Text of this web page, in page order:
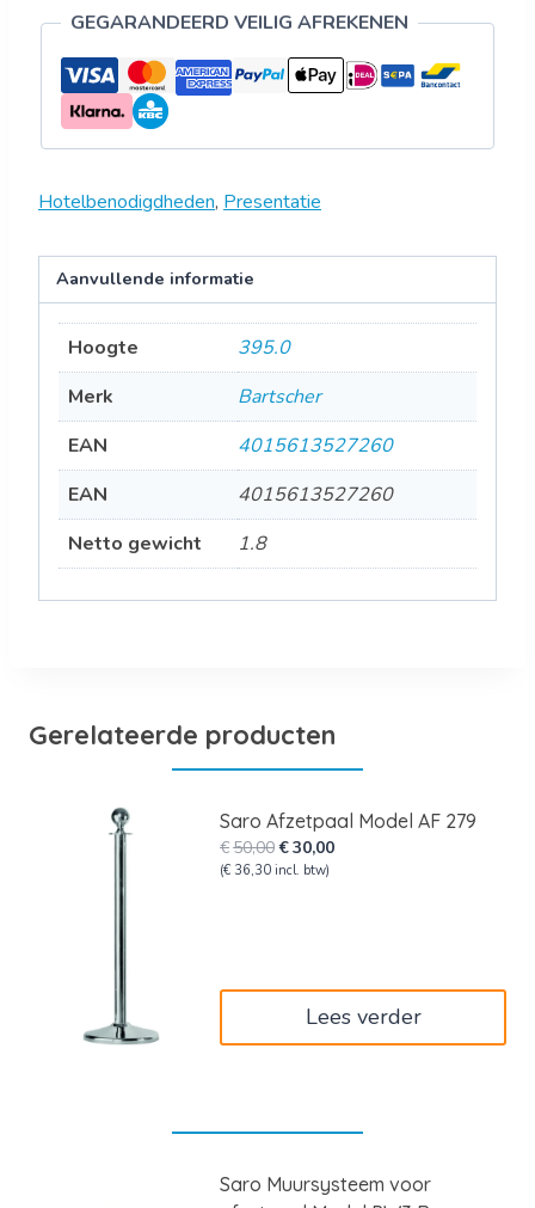
GEGARANDEERD VEILIG AFREKENEN
Hotelbenodigdheden, Presentatie
Aanvullende informatie
Hoogte
395.0
Merk
Bartscher
EAN
4015613527260
EAN
4015613527260
Netto gewicht
1.8
Gerelateerde producten
Saro Afzetpaal Model AF 279
€50,00Oorspronkelijke
prijs
€30,00Huidige
(€ 36,30 incl. btw)
Lees verder
Saro Muursysteem voor